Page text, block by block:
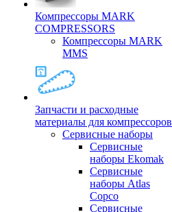
Компрессоры MARK
COMPRESSORS
Компрессоры MARK
MMS
Запчасти и расходные
материалы для компрессоров
Cервисные наборы
Сервисные
наборы Ekomak
Cервисные
наборы Atlas
Copco
Сервисные